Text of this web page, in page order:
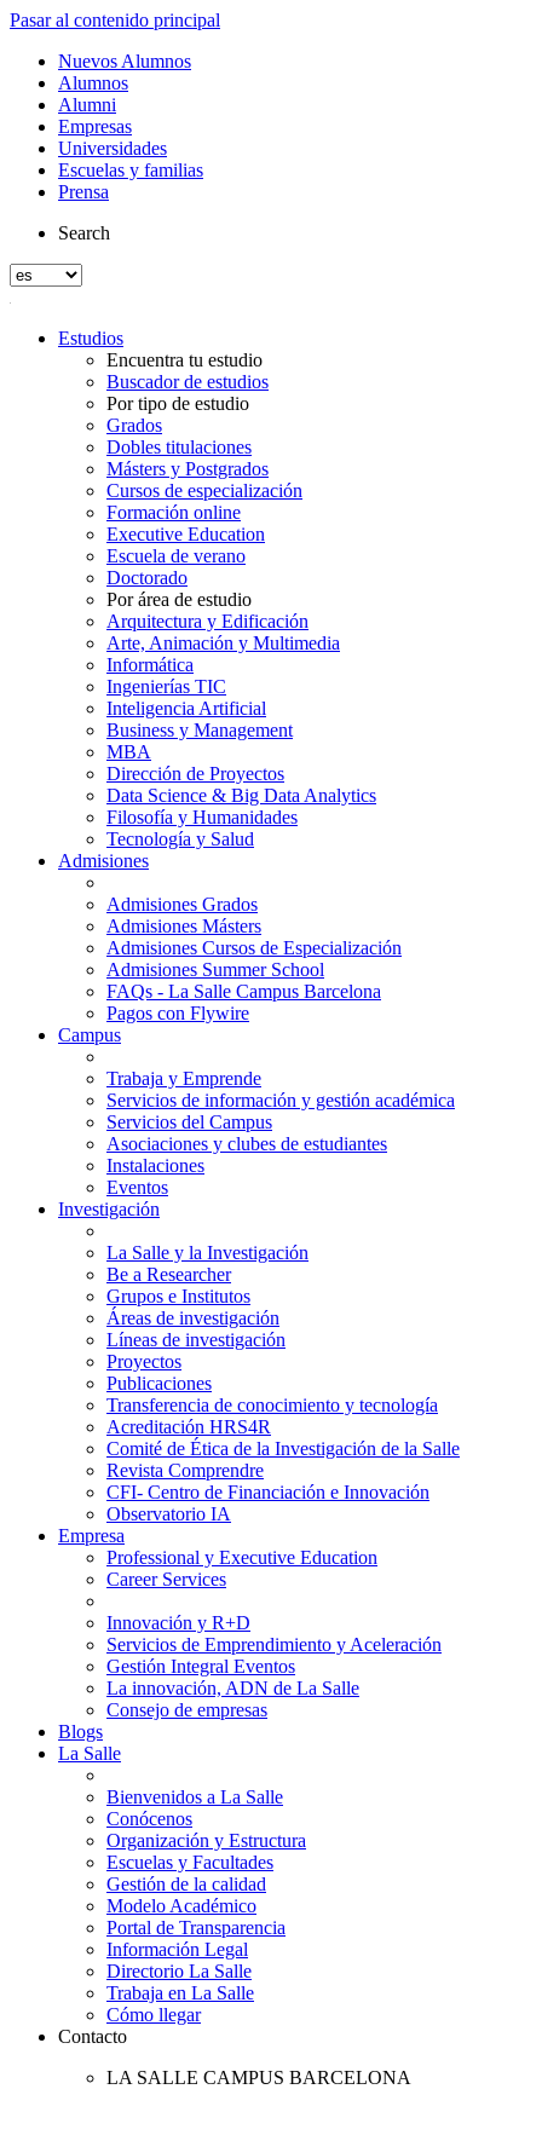
Pasar al contenido principal
Nuevos Alumnos
Alumnos
Alumni
Empresas
Universidades
Escuelas y familias
Prensa
Search
Estudios
Encuentra tu estudio
Buscador de estudios
Por tipo de estudio
Grados
Dobles titulaciones
Másters y Postgrados
Cursos de especialización
Formación online
Executive Education
Escuela de verano
Doctorado
Por área de estudio
Arquitectura y Edificación
Arte, Animación y Multimedia
Informática
Ingenierías TIC
Inteligencia Artificial
Business y Management
MBA
Dirección de Proyectos
Data Science & Big Data Analytics
Filosofía y Humanidades
Tecnología y Salud
Admisiones
Admisiones Grados
Admisiones Másters
Admisiones Cursos de Especialización
Admisiones Summer School
FAQs - La Salle Campus Barcelona
Pagos con Flywire
Campus
Trabaja y Emprende
Servicios de información y gestión académica
Servicios del Campus
Asociaciones y clubes de estudiantes
Instalaciones
Eventos
Investigación
La Salle y la Investigación
Be a Researcher
Grupos e Institutos
Áreas de investigación
Líneas de investigación
Proyectos
Publicaciones
Transferencia de conocimiento y tecnología
Acreditación HRS4R
Comité de Ética de la Investigación de la Salle
Revista Comprendre
CFI- Centro de Financiación e Innovación
Observatorio IA
Empresa
Professional y Executive Education
Career Services
Innovación y R+D
Servicios de Emprendimiento y Aceleración
Gestión Integral Eventos
La innovación, ADN de La Salle
Consejo de empresas
Blogs
La Salle
Bienvenidos a La Salle
Conócenos
Organización y Estructura
Escuelas y Facultades
Gestión de la calidad
Modelo Académico
Portal de Transparencia
Información Legal
Directorio La Salle
Trabaja en La Salle
Cómo llegar
Contacto
LA SALLE CAMPUS BARCELONA